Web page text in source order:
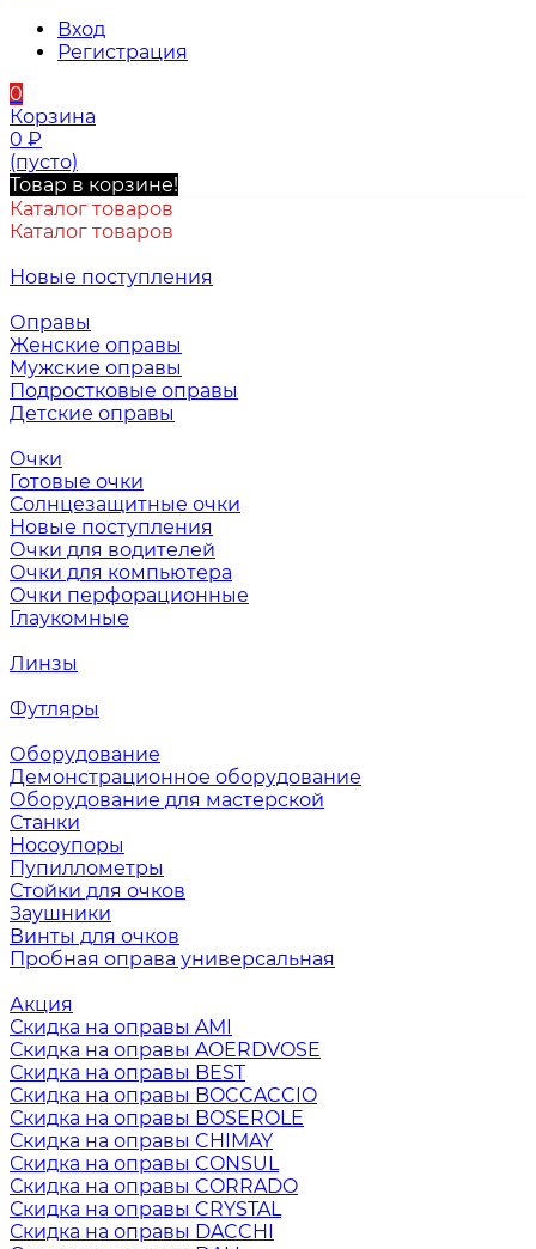
Вход
Регистрация
0
Корзина
0 ₽
(пусто)
Товар в корзине!
Каталог товаров
Каталог товаров
Новые поступления
Оправы
Женские оправы
Мужские оправы
Подростковые оправы
Детские оправы
Очки
Готовые очки
Солнцезащитные очки
Новые поступления
Очки для водителей
Очки для компьютера
Очки перфорационные
Глаукомные
Линзы
Футляры
Оборудование
Демонстрационное оборудование
Оборудование для мастерской
Станки
Носоупоры
Пупиллометры
Стойки для очков
Заушники
Винты для очков
Пробная оправа универсальная
Акция
Скидка на оправы AMI
Скидка на оправы AOERDVOSE
Скидка на оправы BEST
Скидка на оправы BOCCACCIO
Скидка на оправы BOSEROLE
Скидка на оправы CHIMAY
Скидка на оправы CONSUL
Скидка на оправы CORRADO
Скидка на оправы CRYSTAL
Скидка на оправы DACCHI